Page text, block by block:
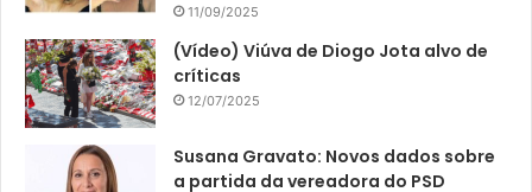
11/09/2025
(Vídeo) Viúva de Diogo Jota alvo de
críticas
12/07/2025
Susana Gravato: Novos dados sobre
a partida da vereadora do PSD